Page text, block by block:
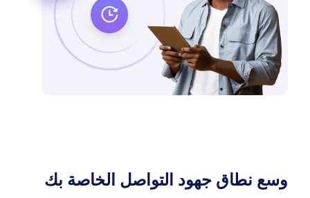
وسع نطاق جهود التواصل الخاصة بك